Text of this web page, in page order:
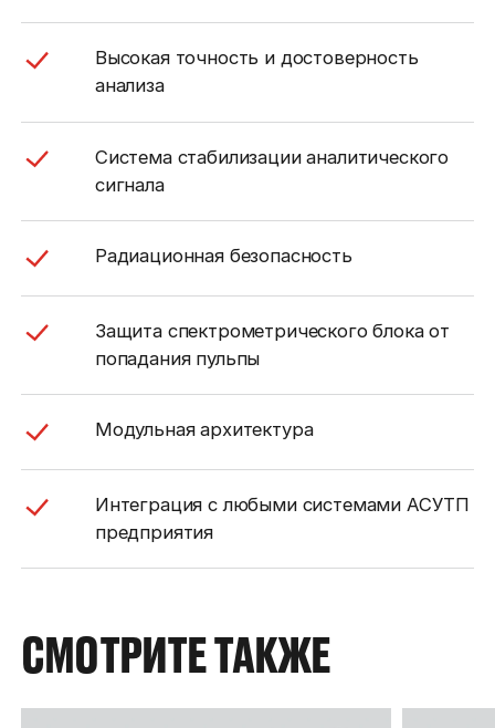
Высокая точность и достоверность
анализа
Система стабилизации аналитического
сигнала
Радиационная безопасность
Защита спектрометрического блока от
попадания пульпы
Модульная архитектура
Интеграция с любыми системами АСУТП
предприятия
СМОТРИТЕ ТАКЖЕ